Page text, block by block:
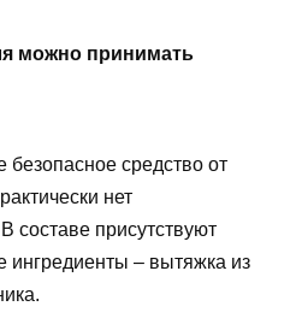
можно принимать
безопасное средство от
нет
составе присутствуют
ингредиенты – вытяжка из